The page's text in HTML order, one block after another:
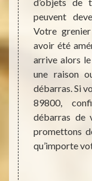
le
du
De
à
de
peuvent
Votre
avoir été
arrive alors
une raison
débarras. Si
89800,
débarras de
promettons
qu’importe